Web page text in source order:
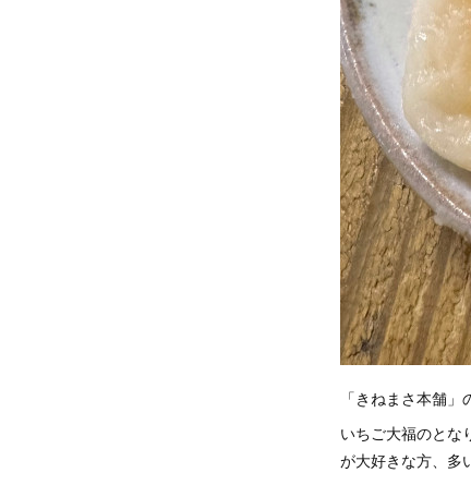
「きねまさ本舗
いちご大福のとな
が大好きな方、多